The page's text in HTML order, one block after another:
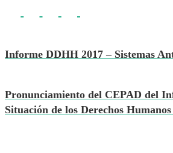
Informe DDHH 2017 – Sistemas
Pronunciamiento del CEPAD del
Situación de los Derechos